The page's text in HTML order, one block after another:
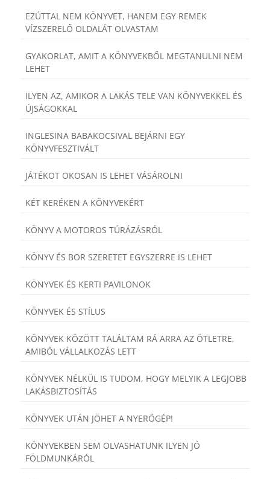
EZÚTTAL NEM KÖNYVET, HANEM EGY REMEK
VÍZSZERELŐ OLDALÁT OLVASTAM
GYAKORLAT, AMIT A KÖNYVEKBŐL MEGTANULNI NEM
LEHET
ILYEN AZ, AMIKOR A LAKÁS TELE VAN KÖNYVEKKEL ÉS
ÚJSÁGOKKAL
INGLESINA BABAKOCSIVAL BEJÁRNI EGY
KÖNYVFESZTIVÁLT
JÁTÉKOT OKOSAN IS LEHET VÁSÁROLNI
KÉT KERÉKEN A KÖNYVEKÉRT
KÖNYV A MOTOROS TÚRÁZÁSRÓL
KÖNYV ÉS BOR SZERETET EGYSZERRE IS LEHET
KÖNYVEK ÉS KERTI PAVILONOK
KÖNYVEK ÉS STÍLUS
KÖNYVEK KÖZÖTT TALÁLTAM RÁ ARRA AZ ÖTLETRE,
AMIBŐL VÁLLALKOZÁS LETT
KÖNYVEK NÉLKÜL IS TUDOM, HOGY MELYIK A LEGJOBB
LAKÁSBIZTOSÍTÁS
KÖNYVEK UTÁN JÖHET A NYERŐGÉP!
KÖNYVEKBEN SEM OLVASHATUNK ILYEN JÓ
FÖLDMUNKÁRÓL